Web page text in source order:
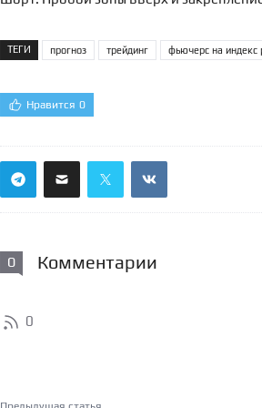
ТЕГИ прогноз трейдинг фьючерс на индекс
Нравится 0
0 Комментарии
0